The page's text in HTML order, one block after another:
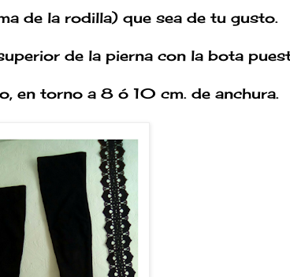
de la rodilla) que sea de tu gusto.
de la pierna con la bota
en torno a 8 ó 10 cm. de anchura.